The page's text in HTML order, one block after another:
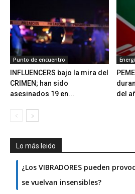
Punto de encuentro
INFLUENCERS bajo la mira del
CRIMEN; han sido
asesinados 19 en...
del
Lo más leido
¿Los VIBRADORES pueden
se vuelvan insensibles?